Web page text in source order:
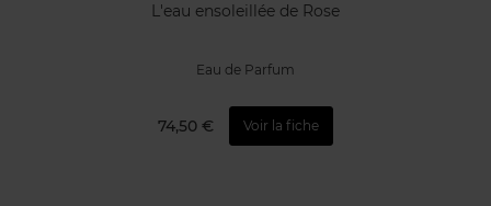
L'eau ensoleillée de Rose
Eau de Parfum
74,50 € Voir la fiche